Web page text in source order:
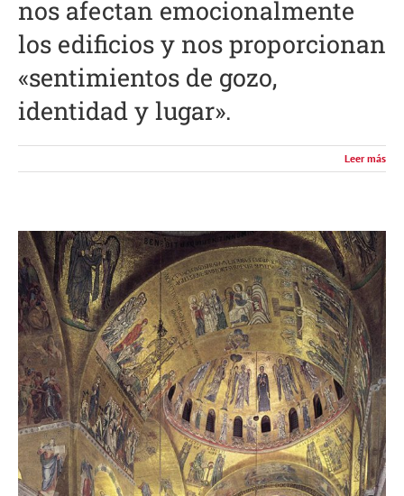
nos afectan emocionalmente
los edificios y nos proporcionan
«sentimientos de gozo,
identidad y lugar».
Leer más